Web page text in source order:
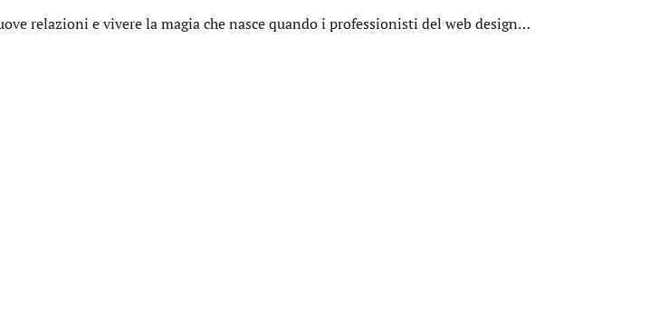
relazioni e vivere la magia che nasce quando i professionisti del web design…